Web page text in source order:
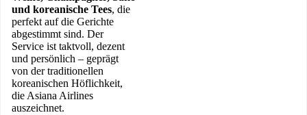
und koreanische Tees, die
perfekt auf die Gerichte
abgestimmt sind. Der
Service ist taktvoll, dezent
und persönlich – geprägt
von der traditionellen
koreanischen Höflichkeit,
die Asiana Airlines
auszeichnet.